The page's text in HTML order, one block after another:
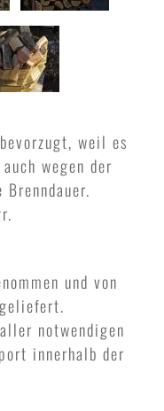
weil es
wegen der
und von
notwendigen
innerhalb der